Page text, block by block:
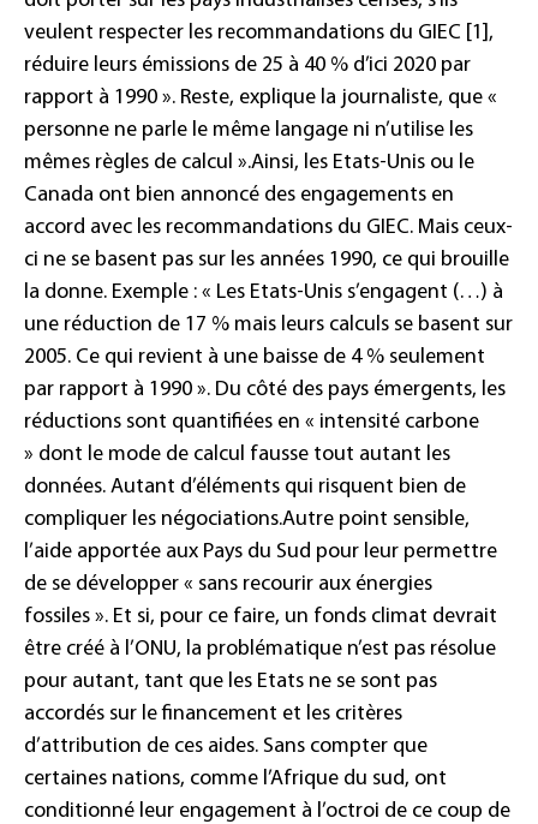
veulent respecter les recommandations du GIEC [1],
réduire leurs émissions de 25 à 40 % d’ici 2020 par
rapport à 1990 ». Reste, explique la journaliste, que «
personne ne parle le même langage ni n’utilise les
mêmes règles de calcul ».Ainsi, les Etats-Unis ou le
Canada ont bien annoncé des engagements en
accord avec les recommandations du GIEC. Mais ceux-
ci ne se basent pas sur les années 1990, ce qui brouille
la donne. Exemple : « Les Etats-Unis s’engagent (…) à
une réduction de 17 % mais leurs calculs se basent sur
2005. Ce qui revient à une baisse de 4 % seulement
par rapport à 1990 ». Du côté des pays émergents, les
réductions sont quantifiées en « intensité carbone
» dont le mode de calcul fausse tout autant les
données. Autant d’éléments qui risquent bien de
compliquer les négociations.Autre point sensible,
l’aide apportée aux Pays du Sud pour leur permettre
de se développer « sans recourir aux énergies
fossiles ». Et si, pour ce faire, un fonds climat devrait
être créé à l’ONU, la problématique n’est pas résolue
pour autant, tant que les Etats ne se sont pas
accordés sur le financement et les critères
d’attribution de ces aides. Sans compter que
certaines nations, comme l’Afrique du sud, ont
conditionné leur engagement à l’octroi de ce coup de